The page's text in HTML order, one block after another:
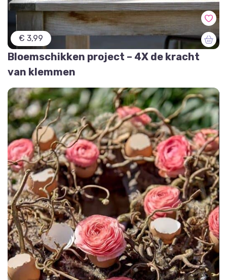
€ 3,99
Bloemschikken project – 4X de kracht
van klemmen